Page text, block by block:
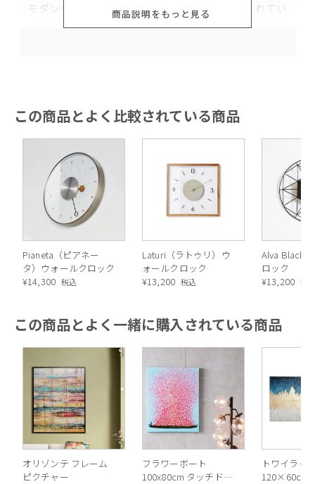
モダンな空間づくりを目指す方に、ぜひ取り入れてい
ただきたい一品です。
商品説明をもっと見る
この商品とよく比較されている商品
Pianeta（ピアネー
タ）ウォールクロック
¥14,300 税込
Laturi（ラトゥリ）ウ
ォールクロック
¥13,200 税込
Alva Black
ロック
¥13,200 税
この商品とよく一緒に購入されている商品
オリゾンテ フレーム
ピクチャー
フラワーボート
100x80cm タッチドピ
トワイライ
120×60cm